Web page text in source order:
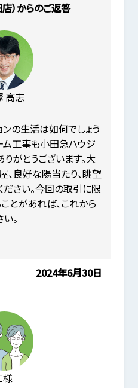
）からのご返答
高志
の生活は如何でしょう
ム工事も小田急ハウジ
がとうございます。大
良好な陽当たり、眺望
さい。今回の取引に限
とがあれば、これから
。
2024年6月30日
様